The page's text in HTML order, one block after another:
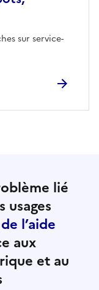
sur service-
lié
usages
l’aide
aux
et au